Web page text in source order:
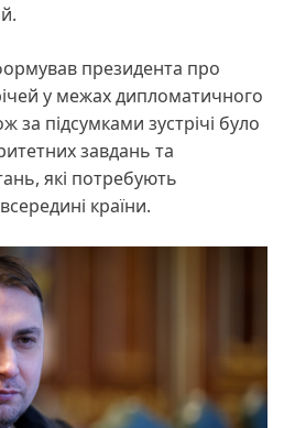
президента про
у межах дипломатичного
за підсумками зустрічі було
завдань та
які потребують
країни.